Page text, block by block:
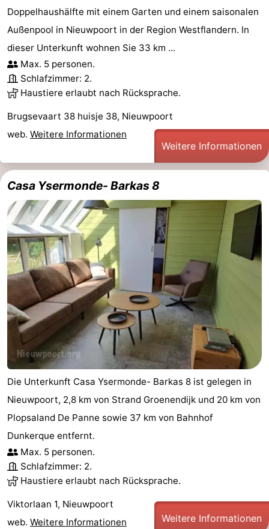
Sehen
&
tun
-
Museen
-
Denkmäler
-
Aussichtspunkte
Attraktionen
Bauernhöfe
-
Spielplätze
Indoor-
Spielplätze
Minigolfplätze
Wellness-
Zentren
Dörfer
&
Städte
Natur
Sport
-
Schwimmbader
-
Radfahren
-
Wandern
-
Reiten
-
Surfen
Essen
Doppelhaushälfte mit einem Garten und einem saisonalen
Außenpool in Nieuwpoort in der Region Westflandern. In
dieser Unterkunft wohnen Sie 33 km ...
Max. 5 personen.
Schlafzimmer: 2.
Haustiere erlaubt nach Rücksprache.
Brugsevaart 38 huisje 38, Nieuwpoort
web. Weitere Informationen
Weitere Informationen
Casa Ysermonde- Barkas 8
Die Unterkunft Casa Ysermonde- Barkas 8 ist gelegen in
Nieuwpoort, 2,8 km von Strand Groenendijk und 20 km von
Plopsaland De Panne sowie 37 km von Bahnhof
Dunkerque entfernt.
Max. 5 personen.
Schlafzimmer: 2.
Haustiere erlaubt nach Rücksprache.
Viktorlaan 1, Nieuwpoort
web. Weitere Informationen Weitere Informationen